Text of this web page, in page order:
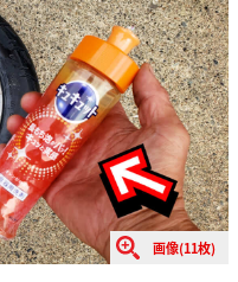
画像(11枚)